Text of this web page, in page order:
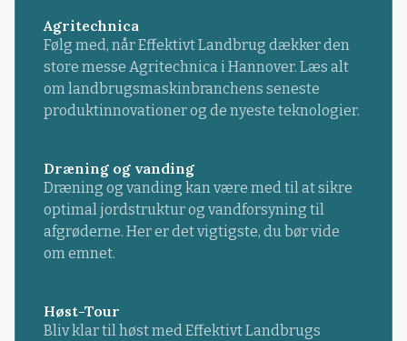
Agritechnica
Følg med, når Effektivt Landbrug dækker den
store messe Agritechnica i Hannover. Læs alt
om landbrugsmaskinbranchens seneste
produktinnovationer og de nyeste teknologier.
Dræning og vanding
Dræning og vanding kan være med til at sikre
optimal jordstruktur og vandforsyning til
afgrøderne. Her er det vigtigste, du bør vide
om emnet.
Høst-Tour
Bliv klar til høst med Effektivt Landbrugs